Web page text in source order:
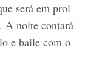
será em prol
A noite contará
e baile com o